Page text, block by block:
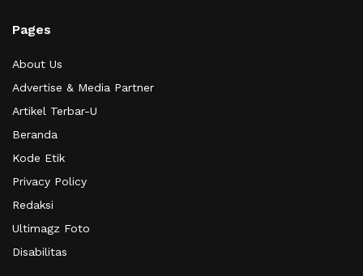
Pages
About Us
Advertise & Media Partner
Artikel Terbar-U
Beranda
Kode Etik
Privacy Policy
Redaksi
Ultimagz Foto
Disabilitas